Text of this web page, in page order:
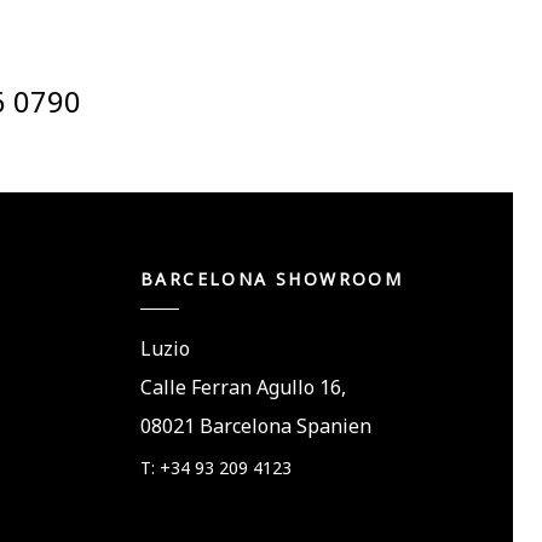
0790
BARCELONA SHOWROOM
Luzio
Calle Ferran Agullo 16,
08021 Barcelona Spanien
T: +34 93 209 4123